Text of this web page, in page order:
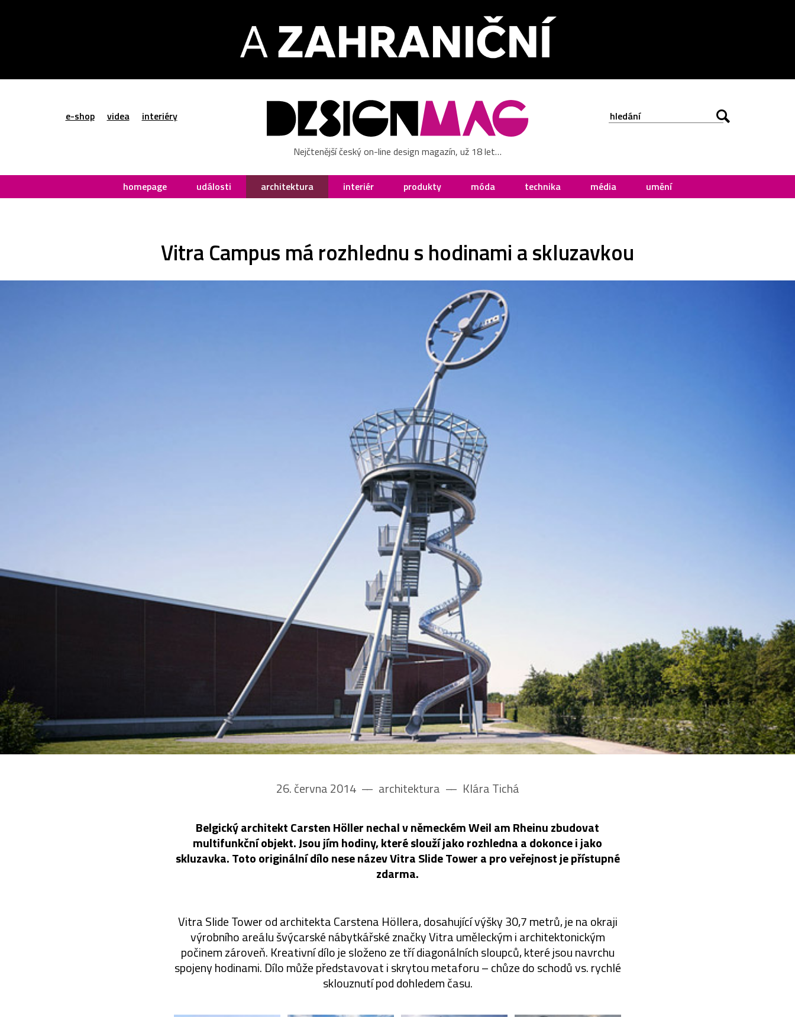
e-shop videa interiéry
Nejčtenější český on-line design magazín, už 18 let…
homepage události architektura interiér produkty móda technika média umění
Vitra Campus má rozhlednu s hodinami a skluzavkou
26. června 2014 –– architektura –– Klára Tichá
Belgický architekt Carsten Höller nechal v německém Weil am Rheinu zbudovat
multifunkční objekt. Jsou jím hodiny, které slouží jako rozhledna a dokonce i jako
skluzavka. Toto originální dílo nese název Vitra Slide Tower a pro veřejnost je přístupné
zdarma.
Vitra Slide Tower od architekta Carstena Höllera, dosahující výšky 30,7 metrů, je na okraji
výrobního areálu švýcarské nábytkářské značky Vitra uměleckým i architektonickým
počinem zároveň. Kreativní dílo je složeno ze tří diagonálních sloupců, které jsou navrchu
spojeny hodinami. Dílo může představovat i skrytou metaforu – chůze do schodů vs. rychlé
sklouznutí pod dohledem času.